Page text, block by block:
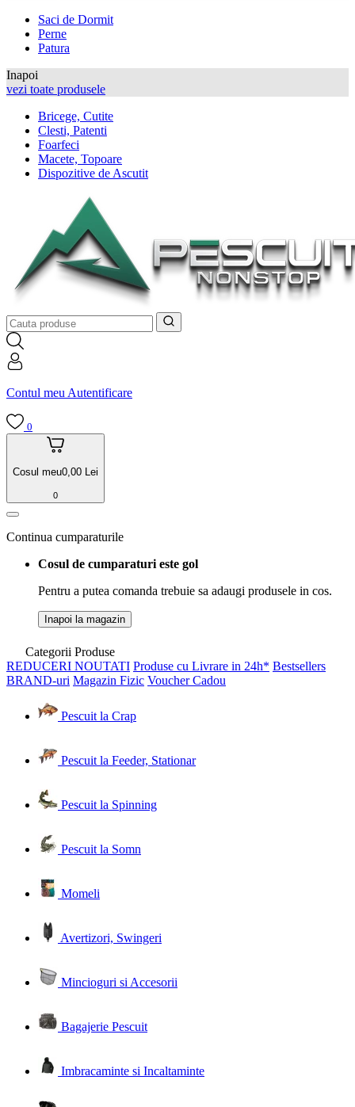
Saci de Dormit
Perne
Patura
Inapoi
vezi toate produsele
Bricege, Cutite
Clesti, Patenti
Foarfeci
Macete, Topoare
Dispozitive de Ascutit
Contul meu Autentificare
0
Cosul meu0,00 Lei
0
Continua cumparaturile
Cosul de cumparaturi este gol
Pentru a putea comanda trebuie sa adaugi produsele in cos.
Inapoi la magazin
Categorii Produse
REDUCERI NOUTATI Produse cu Livrare in 24h* Bestsellers
BRAND-uri Magazin Fizic Voucher Cadou
Pescuit la Crap
Pescuit la Feeder, Stationar
Pescuit la Spinning
Pescuit la Somn
Momeli
Avertizori, Swingeri
Mincioguri si Accesorii
Bagajerie Pescuit
Imbracaminte si Incaltaminte